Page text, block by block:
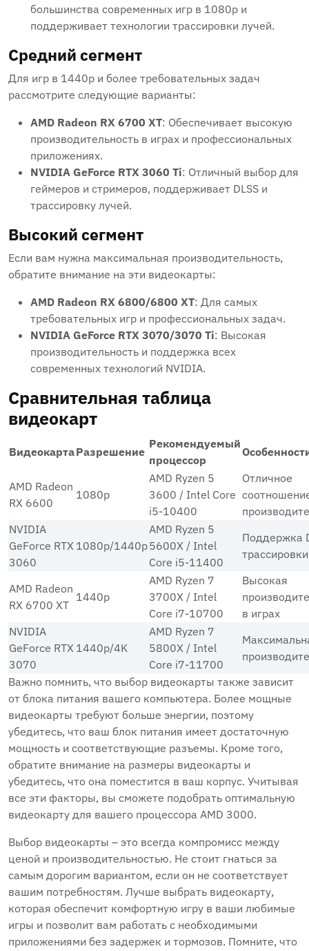
большинства современных игр в 1080p и
поддерживает технологии трассировки лучей.
Средний сегмент
Для игр в 1440p и более требовательных задач
рассмотрите следующие варианты:
AMD Radeon RX 6700 XT: Обеспечивает высокую
производительность в играх и профессиональных
приложениях.
NVIDIA GeForce RTX 3060 Ti: Отличный выбор для
геймеров и стримеров, поддерживает DLSS и
трассировку лучей.
Высокий сегмент
Если вам нужна максимальная производительность,
обратите внимание на эти видеокарты:
AMD Radeon RX 6800/6800 XT: Для самых
требовательных игр и профессиональных задач.
NVIDIA GeForce RTX 3070/3070 Ti: Высокая
производительность и поддержка всех
современных технологий NVIDIA.
Сравнительная таблица
видеокарт
ВидеокартаРазрешение
Рекомендуемый
процессор
AMD Radeon
RX 6600
1080p
AMD Ryzen 5
3600 / Intel Core
i5-10400
Отличное
NVIDIA
GeForce RTX
3060
1080p/1440p
AMD Ryzen 5
5600X / Intel
Core i5-11400
Поддержка
AMD Radeon
RX 6700 XT
1440p
AMD Ryzen 7
3700X / Intel
Core i7-10700
Высокая
в играх
NVIDIA
GeForce RTX
3070
1440p/4K
AMD Ryzen 7
5800X / Intel
Core i7-11700
Важно помнить, что выбор видеокарты также зависит
от блока питания вашего компьютера. Более мощные
видеокарты требуют больше энергии, поэтому
убедитесь, что ваш блок питания имеет достаточную
мощность и соответствующие разъемы. Кроме того,
обратите внимание на размеры видеокарты и
убедитесь, что она поместится в ваш корпус. Учитывая
все эти факторы, вы сможете подобрать оптимальную
видеокарту для вашего процессора AMD 3000.
Выбор видеокарты – это всегда компромисс между
ценой и производительностью. Не стоит гнаться за
самым дорогим вариантом, если он не соответствует
вашим потребностям. Лучше выбрать видеокарту,
которая обеспечит комфортную игру в ваши любимые
игры и позволит вам работать с необходимыми
приложениями без задержек и тормозов. Помните, что